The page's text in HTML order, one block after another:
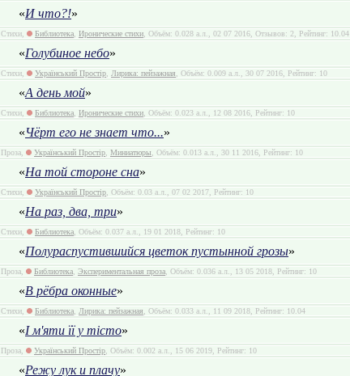
«И что?!»
Стихи, Библиотека, Иронические стихи, Объём: 0.028 а.л., 02 07 2016, Отзывов: 2, Рейтинг: 10.04
«Голубиное небо»
Стихи, Український Простір, Лирика: пейзажная, Объём: 0.009 а.л., 30 07 2016, Рейтинг: 10
«А день мой»
Стихи, Библиотека, Иронические стихи, Объём: 0.023 а.л., 12 08 2016, Рейтинг: 10
«Чёрт его не знает что...»
Проза, Український Простір, Миниатюры, Объём: 0.013 а.л., 30 11 2016, Рейтинг: 10
«На той стороне сна»
Стихи, Український Простір, Объём: 0.03 а.л., 07 02 2017, Рейтинг: 10
«На раз, два, три»
Стихи, Библиотека, Объём: 0.037 а.л., 19 01 2018, Рейтинг: 10
«Полураспустившийся цветок пустынной грозы»
Проза, Библиотека, Экспериментальная проза, Объём: 0.036 а.л., 13 05 2018, Рейтинг: 10
«В рёбра оконные»
Стихи, Библиотека, Лирика: пейзажная, Объём: 0.033 а.л., 11 09 2018, Рейтинг: 10.04
«І м'яти її у тісто»
Проза, Український Простір, Объём: 0.002 а.л., 15 06 2019, Рейтинг: 10
«Режу лук и плачу»